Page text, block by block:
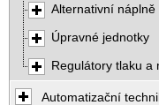
Alternativní
Úpravné jednotky
Regulátory tlaku a
Automatizační